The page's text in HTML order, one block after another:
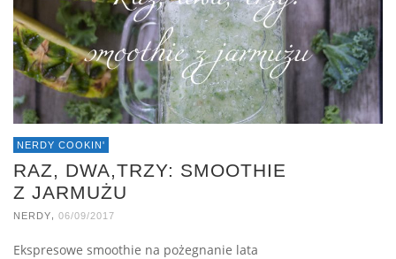
NERDY COOKIN'
RAZ, DWA,TRZY: SMOOTHIE
Z JARMUŻU
NERDY 06/09/2017
Ekspresowe smoothie na pożegnanie lata